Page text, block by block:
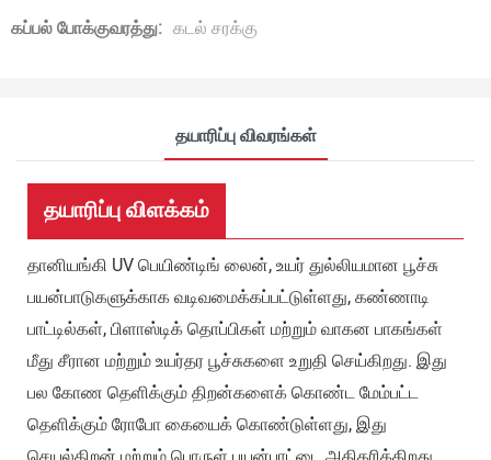
கப்பல் போக்குவரத்து: கடல் சரக்கு
தயாரிப்பு விவரங்கள்
தயாரிப்பு விளக்கம்
தானியங்கி UV பெயிண்டிங் லைன், உயர் துல்லியமான பூச்சு
பயன்பாடுகளுக்காக வடிவமைக்கப்பட்டுள்ளது, கண்ணாடி
பாட்டில்கள், பிளாஸ்டிக் தொப்பிகள் மற்றும் வாகன பாகங்கள்
மீது சீரான மற்றும் உயர்தர பூச்சுகளை உறுதி செய்கிறது. இது
பல கோண தெளிக்கும் திறன்களைக் கொண்ட மேம்பட்ட
தெளிக்கும் ரோபோ கையைக் கொண்டுள்ளது, இது